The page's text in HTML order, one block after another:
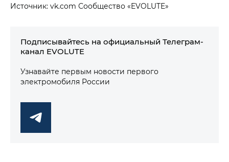
Источник: vk.com Сообщество «EVOLUTE»
Подписывайтесь на официальный Телеграм-
канал EVOLUTE
Узнавайте первым новости первого
электромобиля России